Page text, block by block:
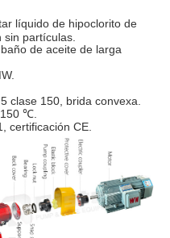
líquido de hipoclorito de
partículas.
de aceite de larga
clase 150, brida convexa.
℃.
certificación CE.